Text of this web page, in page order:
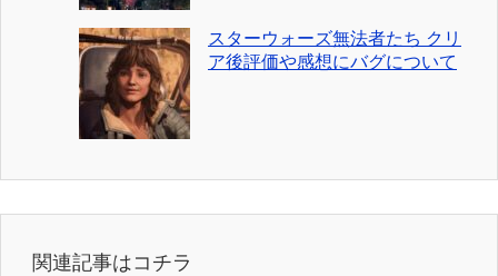
スターウォーズ無法者たち クリ
ア後評価や感想にバグについて
関連記事はコチラ